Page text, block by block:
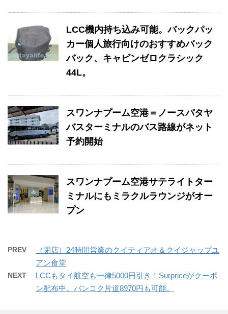
LCC機内持ち込み可能。バックパッ
カー個人旅行向けのおすすめバック
バック、キャビンゼロクラシック
44L。
スワンナプーム空港＝ノースパタヤ
バスターミナルのバス路線がネット
予約開始
スワンナプーム空港サテライトター
ミナルにもミラクルラウンジがオー
プン
PREV
（閉店）24時間営業のクイティアオ＆クイジャップユ
アン食堂
NEXT
LCCもタイ航空も一律5000円引き！Surpriceがクーポ
ン配布中。バンコク片道8970円も可能。